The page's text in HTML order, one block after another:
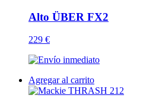
Alto ÜBER FX2
229 €
Agregar al carrito